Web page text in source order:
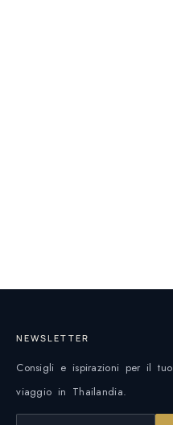
NEWSLETTER
Consigli e ispirazioni per il tuo
viaggio in Thailandia.